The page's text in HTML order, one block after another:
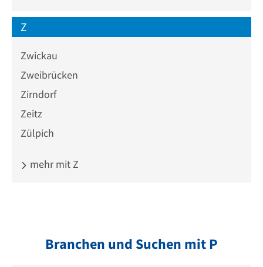
Z
Zwickau
Zweibrücken
Zirndorf
Zeitz
Zülpich
mehr mit Z
Branchen und Suchen mit P